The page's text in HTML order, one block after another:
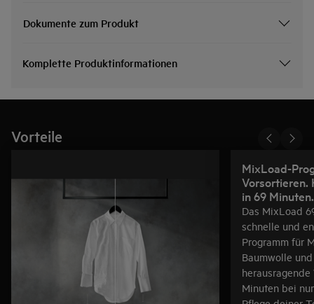
Dokumente zum Produkt
Komplette Produktinformationen
Vorteile
MixLoad-
Vorsortieren.
in 69 Minuten.
Das MixLoad
schnelle und
Programm für
Baumwolle
Minuten bei